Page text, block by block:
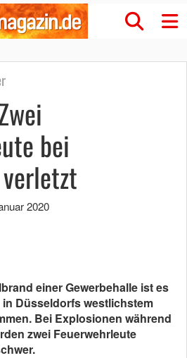
bei
2020
einer Gewerbehalle ist es
Düsseldorfs westlichstem
Bei Explosionen während
zwei Feuerwehrleute